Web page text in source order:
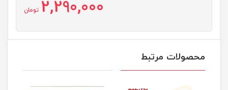
2,290,000 تومان
محصولات مرتبط